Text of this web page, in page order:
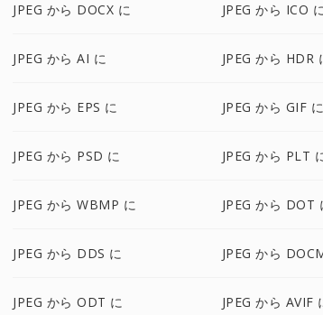
JPEG から DOCX に JPEG から ICO
JPEG から AI に JPEG から HDR
JPEG から EPS に JPEG から GIF に
JPEG から PSD に JPEG から PLT
JPEG から WBMP に JPEG から DOT
JPEG から DDS に JPEG から
JPEG から ODT に JPEG から AVIF